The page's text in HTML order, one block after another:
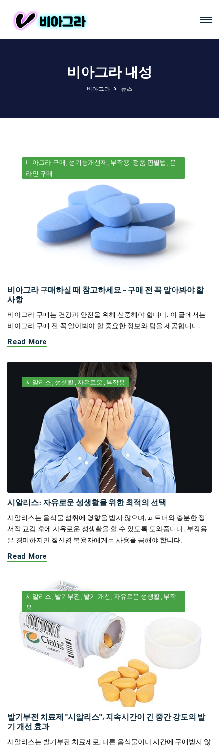
비아그라 내성
비아그라 뉴스
비아그라 구매 성기능개선제 부작용 정품 판별법
온
라인 구매
비아그라 구매하실 때 참고하세요 - 구매 전 꼭 알아봐야 할
사항
비아그라 구매는 건강과 안전을 위해 신중해야 합니다. 이 글에서는
비아그라 구매 전 꼭 알아봐야 할 중요한 정보와 팁을 제공합니다.
Read More
시알리스 성생활 자유로운 부작용
시알리스: 자유로운 성생활을 위한 최적의 선택
시알리스는 음식물 섭취에 영향을 받지 않으며, 파트너와 충분한 정
서적 교감 후에 자유로운 성생활을 할 수 있도록 도와줍니다. 부작용
은 경미하지만 질산염 복용자에게는 사용을 금해야 합니다.
Read More
시알리스 발기부전 발기 개선 자유로운 성생활 부작
용
발기부전 치료제 "시알리스", 지속시간이 긴 중간 강도의 발
기 개선 효과
시알리스는 발기부전 치료제로, 다른 음식물이나 시간에 구애받지 않